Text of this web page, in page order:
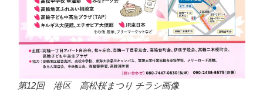
第12回 港区 高松桜まつり チラシ画像